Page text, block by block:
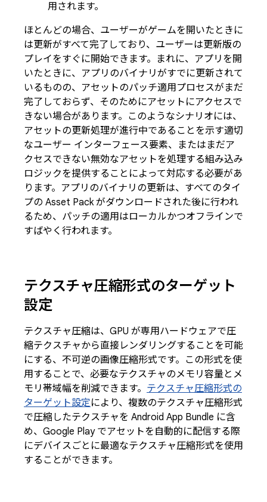
用されます。
ほとんどの場合、ユーザーがゲームを開いたときに
は更新がすべて完了しており、ユーザーは更新版の
プレイをすぐに開始できます。まれに、アプリを開
いたときに、アプリのバイナリがすでに更新されて
いるものの、アセットのパッチ適用プロセスがまだ
完了しておらず、そのためにアセットにアクセスで
きない場合があります。このようなシナリオには、
アセットの更新処理が進行中であることを示す適切
なユーザー インターフェース要素、またはまだア
クセスできない無効なアセットを処理する組み込み
ロジックを提供することによって対応する必要があ
ります。アプリのバイナリの更新は、すべてのタイ
プの Asset Pack がダウンロードされた後に行われ
るため、パッチの適用はローカルかつオフラインで
すばやく行われます。
テクスチャ圧縮形式のターゲット
設定
テクスチャ圧縮は、GPU が専用ハードウェアで圧
縮テクスチャから直接レンダリングすることを可能
にする、不可逆の画像圧縮形式です。この形式を使
用することで、必要なテクスチャのメモリ容量とメ
モリ帯域幅を削減できます。 テクスチャ圧縮形式の
ターゲット設定により、複数のテクスチャ圧縮形式
で圧縮したテクスチャを Android App Bundle に含
め、Google Play でアセットを自動的に配信する際
にデバイスごとに最適なテクスチャ圧縮形式を使用
することができます。